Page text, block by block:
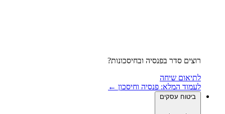
רוצים סדר בפנסיה ובחיסכונות?
לתיאום שיחה
לעמוד המלא: פנסיה וחיסכון ←
ביטוח עסקים